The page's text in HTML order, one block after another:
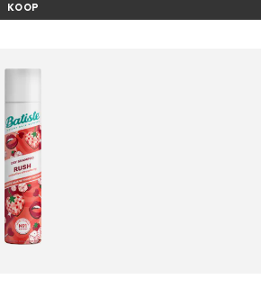
KOOP